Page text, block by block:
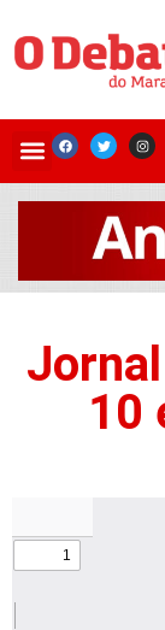
10